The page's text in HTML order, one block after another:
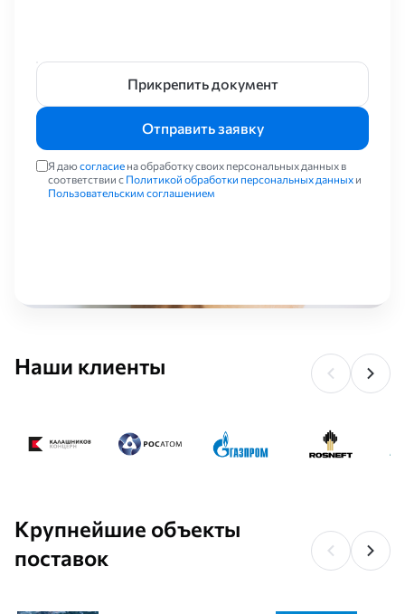
Прикрепить документ
Отправить заявку
Я даюсогласие на обработку своих персональных данных в
соответствии с Политикой обработки персональных данных и
Пользовательским соглашением
Наши клиенты
Крупнейшие объекты
поставок